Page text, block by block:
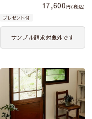
17,600
税込
プレゼント付
サンプル請求対象外です